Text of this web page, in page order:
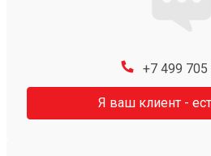
+7 499 705
Я ваш клиент -